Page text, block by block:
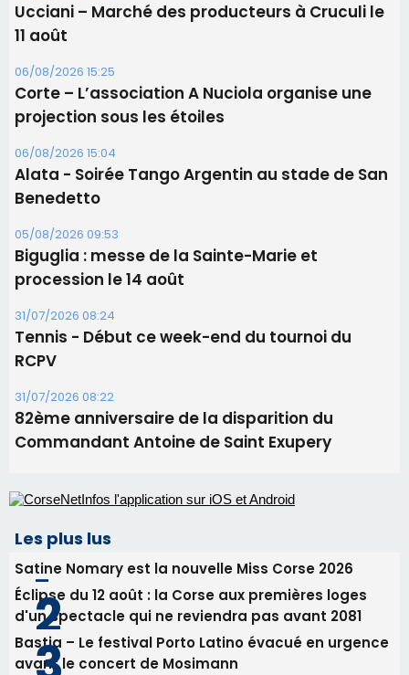
Ucciani – Marché des producteurs à Cruculi le
11 août
06/08/2026 15:25
Corte – L’association A Nuciola organise une
projection sous les étoiles
06/08/2026 15:04
Alata - Soirée Tango Argentin au stade de San
Benedetto
05/08/2026 09:53
Biguglia : messe de la Sainte-Marie et
procession le 14 août
31/07/2026 08:24
Tennis - Début ce week-end du tournoi du
RCPV
31/07/2026 08:22
82ème anniversaire de la disparition du
Commandant Antoine de Saint Exupery
Les plus lus
Satine Nomary est la nouvelle Miss Corse 2026
Éclipse du 12 août : la Corse aux premières loges
d'un spectacle qui ne reviendra pas avant 2081
Bastia – Le festival Porto Latino évacué en urgence
avant le concert de Mosimann